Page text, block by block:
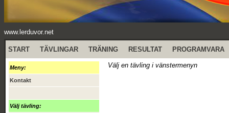
www.lerduvor.net
START TÄVLINGAR TRÄNING RESULTAT PROGRAMVARA
Meny:
Kontakt
Välj tävling:
Välj en tävling i vänstermenyn